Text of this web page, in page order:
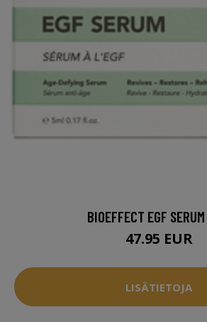
BIOEFFECT EGF
47.95 EUR
LISÄTIETOJA